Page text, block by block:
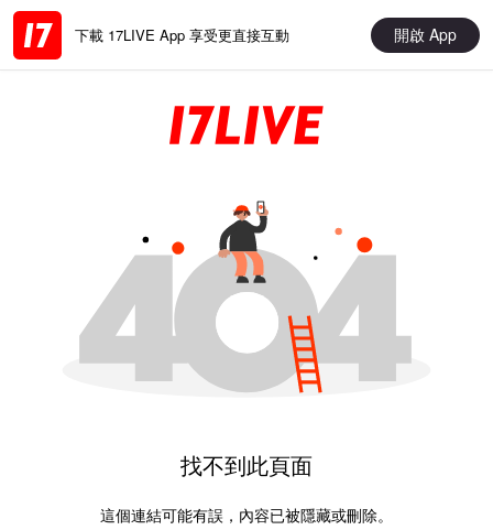
下載 17LIVE App 享受更直接互動 開啟 App
找不到此頁面
這個連結可能有誤，內容已被隱藏或刪除。